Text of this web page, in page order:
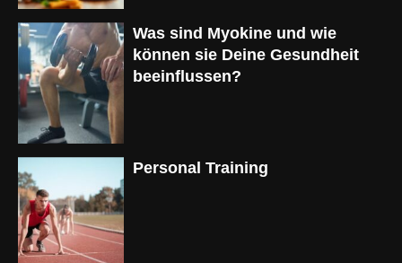
Was sind Myokine und wie
können sie Deine Gesundheit
beeinflussen?
Personal Training